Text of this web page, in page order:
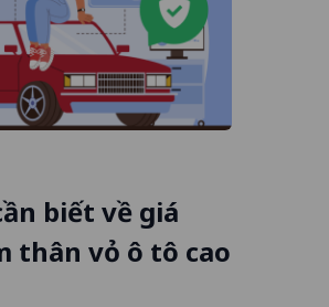
biết về giá
thân vỏ ô tô cao